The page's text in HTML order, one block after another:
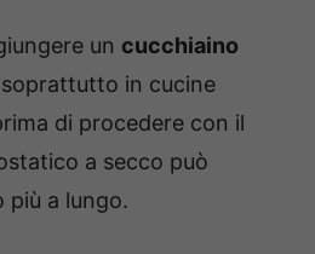
un cucchiaino
soprattutto in cucine
di procedere con il
a secco può
più a lungo.